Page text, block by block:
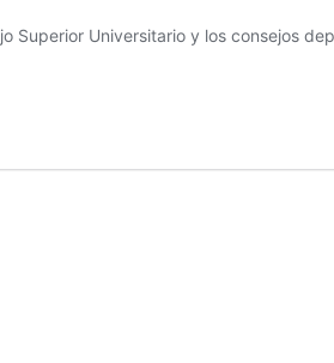
Universitario y los consejos